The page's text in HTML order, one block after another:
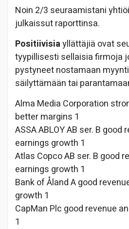
Noin 2/3 seuraamistani
julkaissut raporttinsa.
Positiivisiayllättäjiä ovat
tyypillisesti sellaisia firmoja
pystyneet nostamaan
säilyttämään tai
Alma Media Corporation
better margins 1
ASSA ABLOY AB ser. B good
earnings growth 1
Atlas Copco AB ser. B good
earnings growth 1
Bank of Åland A good
growth 1
CapMan Plc good revenue
1